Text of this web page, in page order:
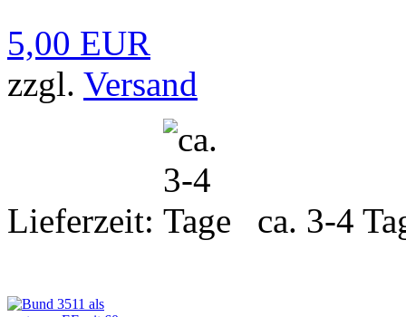
5,00 EUR
zzgl. Versand
Lieferzeit: ca. 3-4